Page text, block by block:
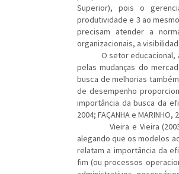
Superior), pois o
produtividade e 3 ao
precisam atender a
organizacionais, a
O setor educacional,
pelas mudanças do
busca de melhorias
de desempenho
importância da busca da
2004; FAÇANHA e MARINHO,
Vieira e Vieira (2003)
alegando que os modelos
relatam a importância da
fim (ou processos